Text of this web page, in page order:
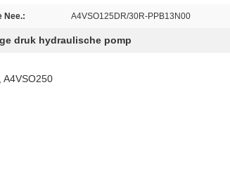
Nee.: A4VSO125DR/30R-PPB13N00
druk hydraulische pomp
A4VSO250